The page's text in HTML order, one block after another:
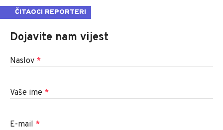
ČITAOCI REPORTERI
Dojavite nam vijest
Naslov *
Vaše ime *
E-mail *